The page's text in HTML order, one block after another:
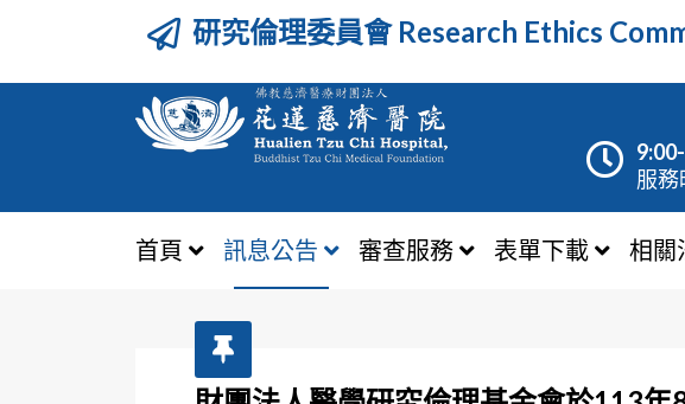
研究倫理委員會 Research Ethics
服務
首頁 訊息公告 審查服務 表單下載 相關